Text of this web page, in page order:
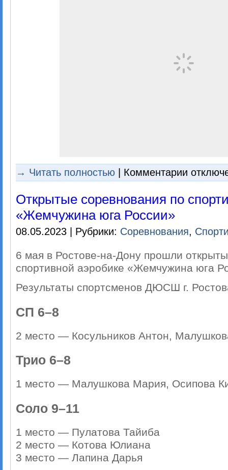
→ Читать полностью Комментарии записи
спортивной
аэробике
Открытые соревнования по
«Жемчужина юга России»
08.05.2023 | Рубрики: Соревнования,
6 мая в Ростове-на-Дону прошли
спортивной аэробике «Жемчужина юга
Результаты спортсменов ДЮСШ г.
СП 6–8
2 место — Косульников Антон,
Трио 6–8
1 место — Малушкова Мария, Осипова
Соло 9–11
1 место — Пулатова Тайиба
2 место — Котова Юлиана
3 место — Лапина Дарья